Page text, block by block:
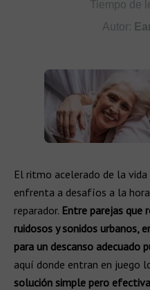
Tiempo de
Autor:
El ritmo acelerado de la
enfrenta a desafíos a la
reparador. Entre parejas que
ruidosos y sonidos urbanos,
para un descanso adecuado
aquí donde entran en juego
solución simple pero efectiva